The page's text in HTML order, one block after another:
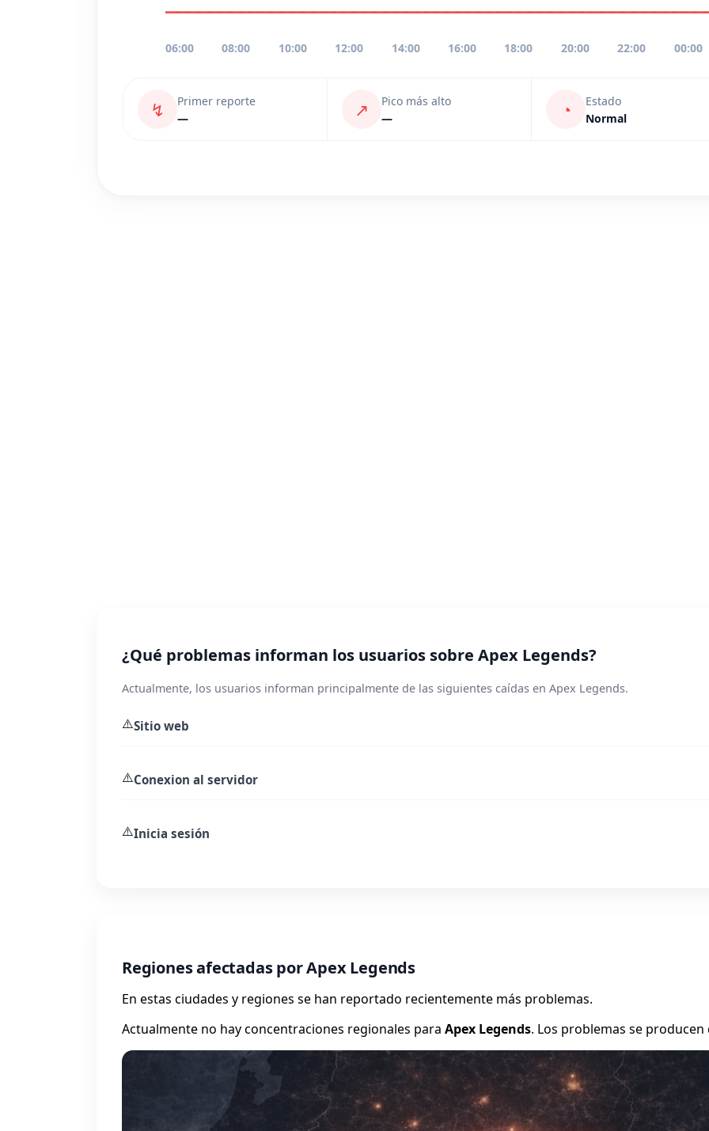
06:00 08:00 10:00 12:00 14:00 16:00 18:00 20:00 22:00 00:00
↯
Primer reporte
—
↗
Pico más alto
—
◔
Estado
Normal
¿Qué problemas informan los usuarios sobre Apex Legends?
Actualmente, los usuarios informan principalmente de las siguientes caídas en Apex Legends.
⚠️Sitio web
⚠️Conexion al servidor
⚠️Inicia sesión
Regiones afectadas por Apex Legends
En estas ciudades y regiones se han reportado recientemente más problemas.
Actualmente no hay concentraciones regionales para Apex Legends. Los problemas se